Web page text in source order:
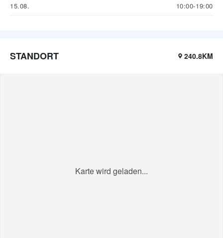
15.08.
10:00-19:00
STANDORT 240.8KM
Karte wird geladen...